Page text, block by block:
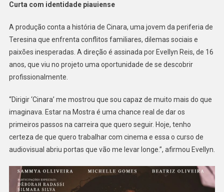
Curta com identidade piauiense
A produção conta a história de Cinara, uma jovem da periferia de
Teresina que enfrenta conflitos familiares, dilemas sociais e
paixões inesperadas. A direção é assinada por Evellyn Reis, de 16
anos, que viu no projeto uma oportunidade de se descobrir
profissionalmente.
“Dirigir ‘Cinara’ me mostrou que sou capaz de muito mais do que
imaginava. Estar na Mostra é uma chance real de dar os
primeiros passos na carreira que quero seguir. Hoje, tenho
certeza de que quero trabalhar com cinema e essa o curso de
audiovisual abriu portas que vão me levar longe.”, afirmou Evellyn.